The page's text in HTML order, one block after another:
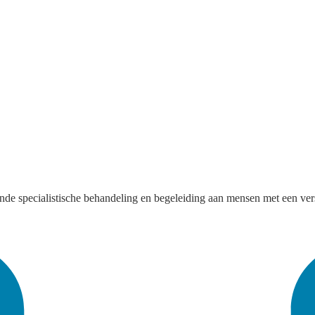
specialistische behandeling en begeleiding aan mensen met een